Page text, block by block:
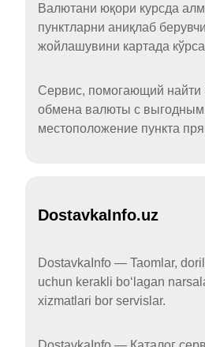
Валютани юқори курсда
пунктларни аниқлаб
жойлашувини картада
Сервис, помогающий
обмена валюты с выгодным
местоположение пункта
DostavkaInfo.uz
DostavkaInfo — Taomlar,
uchun kerakli boʻlagan
xizmatlari bor servislar.